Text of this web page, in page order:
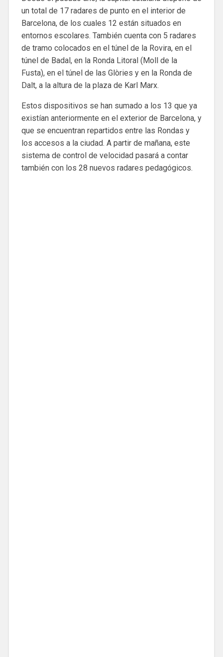
un total de 17 radares de punto en el interior de
Barcelona, de los cuales 12 están situados en
entornos escolares. También cuenta con 5 radares
de tramo colocados en el túnel de la Rovira, en el
túnel de Badal, en la Ronda Litoral (Moll de la
Fusta), en el túnel de las Glòries y en la Ronda de
Dalt, a la altura de la plaza de Karl Marx.
Estos dispositivos se han sumado a los 13 que ya
existían anteriormente en el exterior de Barcelona, y
que se encuentran repartidos entre las Rondas y
los accesos a la ciudad. A partir de mañana, este
sistema de control de velocidad pasará a contar
también con los 28 nuevos radares pedagógicos.